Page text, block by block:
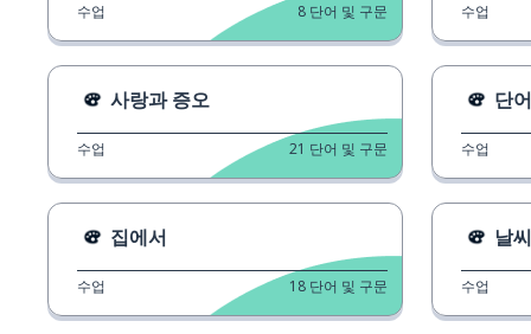
수업 8 단어 및 구문
사랑과 증오
수업 21 단어 및 구문
집에서
수업 18 단어 및 구문
수업
단
수업
날씨
수업